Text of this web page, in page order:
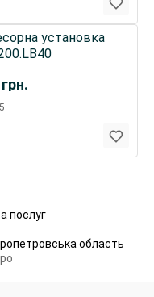
грн.
установка
послуг
область